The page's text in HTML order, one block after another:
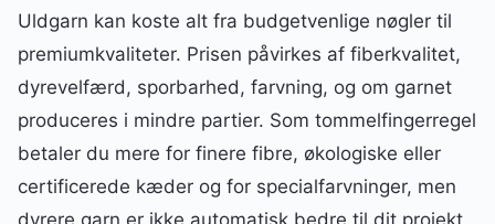
Uldgarn kan koste alt fra budgetvenlige nøgler til
premiumkvaliteter. Prisen påvirkes af fiberkvalitet,
dyrevelfærd, sporbarhed, farvning, og om garnet
produceres i mindre partier. Som tommelfingerregel
betaler du mere for finere fibre, økologiske eller
certificerede kæder og for specialfarvninger, men